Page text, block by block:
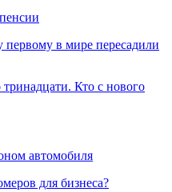
в мире пересадили
Кто с нового
автомобиля
для бизнеса?